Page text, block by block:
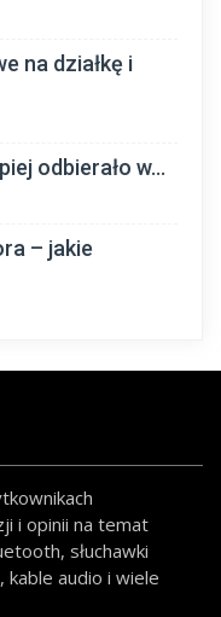
na działkę i
odbierało w...
– jakie
i opinii na temat
słuchawki
audio i wiele